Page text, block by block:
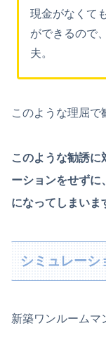
現金がなくて
ができるので
夫。
このような理屈で
このような勧誘に
ーションをせずに
になってしまいま
シミュレーシ
新築ワンルームマ